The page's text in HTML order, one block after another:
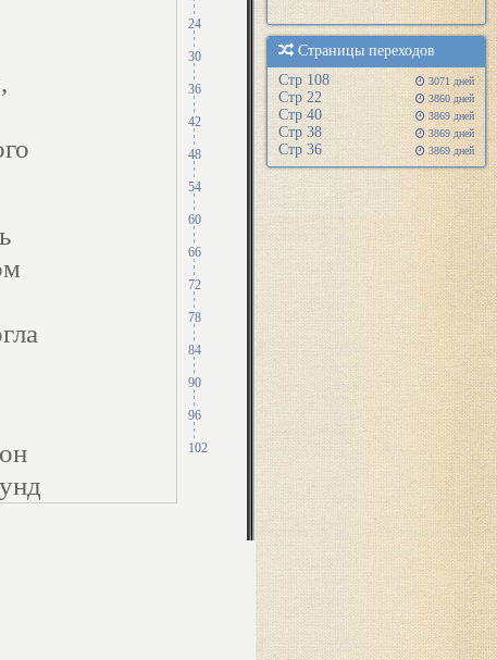
24
30
36
42
48
54
60
66
72
78
84
90
96
102
Страницы переходов
Cтр 108 3071 дней
Cтр 22 3860 дней
Cтр 40 3869 дней
Cтр 38 3869 дней
Cтр 36 3869 дней